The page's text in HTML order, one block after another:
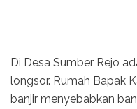
Di Desa Sumber Rejo
longsor. Rumah Bapak
banjir menyebabkan